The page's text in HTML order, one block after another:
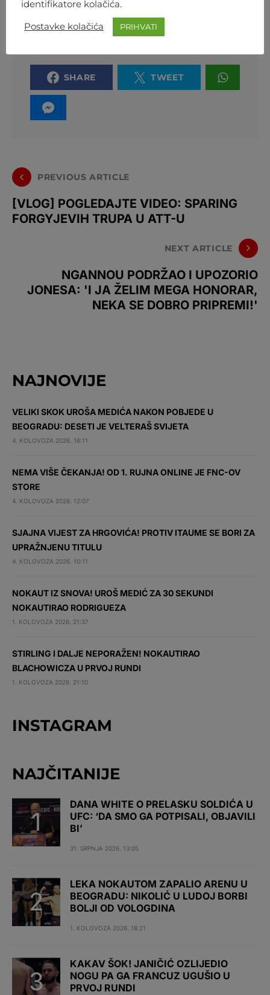
SHARE TWEET
PREVIOUS ARTICLE
[VLOG] POGLEDAJTE VIDEO: SPARING
FORGYJEVIH TRUPA U ATT-U
NEXT ARTICLE
NGANNOU PODRŽAO I UPOZORIO
JONESA: 'I JA ŽELIM MEGA HONORAR,
NEKA SE DOBRO PRIPREMI!'
NAJNOVIJE
VELIKI SKOK UROŠA MEDIĆA NAKON POBJEDE U
BEOGRADU: DESETI JE VELTERAŠ SVIJETA
4. KOLOVOZA 2026. 16:11
NEMA VIŠE ČEKANJA! OD 1. RUJNA ONLINE JE FNC-OV
STORE
4. KOLOVOZA 2026. 12:07
SJAJNA VIJEST ZA HRGOVIĆA! PROTIV ITAUME SE BORI ZA
UPRAŽNJENU TITULU
4. KOLOVOZA 2026. 10:11
NOKAUT IZ SNOVA! UROŠ MEDIĆ ZA 30 SEKUNDI
NOKAUTIRAO RODRIGUEZA
1. KOLOVOZA 2026. 21:37
STIRLING I DALJE NEPORAŽEN! NOKAUTIRAO
BLACHOWICZA U PRVOJ RUNDI
1. KOLOVOZA 2026. 21:10
INSTAGRAM
NAJČITANIJE
DANA WHITE O PRELASKU SOLDIĆA U
UFC: ‘DA SMO GA POTPISALI, OBJAVILI
BI’
31. SRPNJA 2026. 13:05
LEKA NOKAUTOM ZAPALIO ARENU U
BEOGRADU: NIKOLIĆ U LUDOJ BORBI
BOLJI OD VOLOGDINA
1. KOLOVOZA 2026. 18:21
KAKAV ŠOK! JANIČIĆ OZLIJEDIO
NOGU PA GA FRANCUZ UGUŠIO U
PRVOJ RUNDI
identifikatore kolačića.
Postavke kolačića PRIHVATI